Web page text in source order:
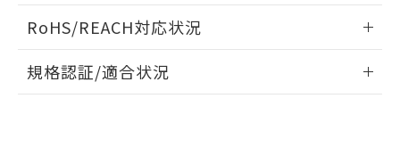
A: 25mm以上、B: 20mm以上
検出物体の大きさと材質による影響
ドすることができます。
ログイン/会員登録
RoHS/REACH対応状況
EU RoHS 注意事項・凡例
規格認証/適合状況